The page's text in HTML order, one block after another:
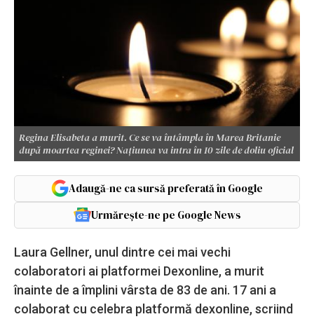
Regina Elisabeta a murit. Ce se va întâmpla în Marea Britanie
după moartea reginei? Națiunea va intra în 10 zile de doliu oficial
Adaugă-ne ca sursă preferată în Google
Urmărește-ne pe Google News
Laura Gellner, unul dintre cei mai vechi
colaboratori ai platformei Dexonline, a murit
înainte de a împlini vârsta de 83 de ani. 17 ani a
colaborat cu celebra platformă dexonline, scriind